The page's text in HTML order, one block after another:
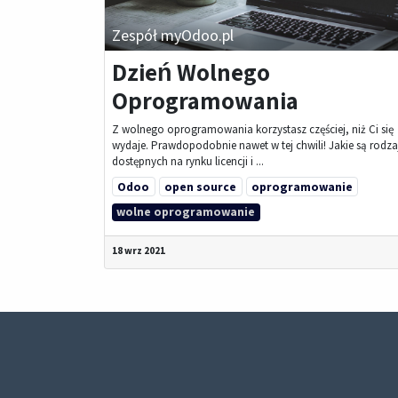
Zespół myOdoo.pl
Dzień Wolnego
Oprogramowania
Z wolnego oprogramowania korzystasz częściej, niż Ci się
wydaje. Prawdopodobnie nawet w tej chwili! Jakie są
dostępnych na rynku licencji i ...
Odoo
open source
oprogramowanie
wolne oprogramowanie
18 wrz 2021